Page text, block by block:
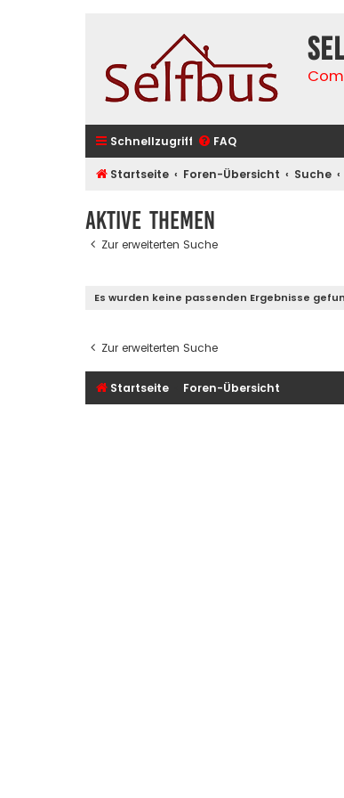
Schnellzugriff FAQ
Startseite Foren-Übersicht Suche
Aktive Themen
Zur erweiterten Suche
Es wurden keine passenden Ergebnisse
Zur erweiterten Suche
Startseite Foren-Übersicht